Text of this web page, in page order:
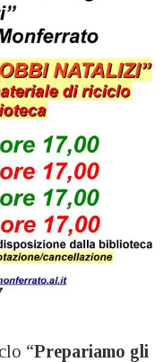
“Prepariamo gli